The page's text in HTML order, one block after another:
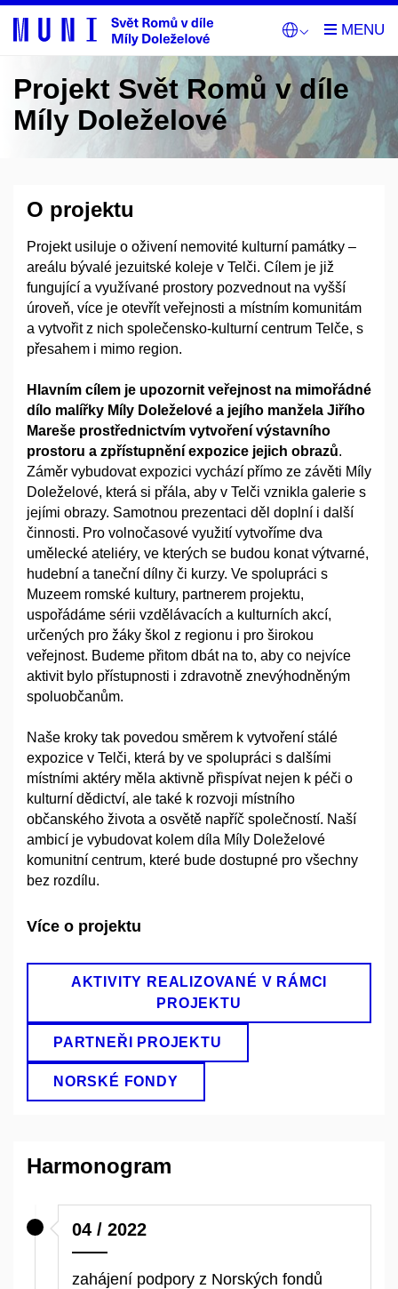
Projekt Svět Romů v díle
Míly Doleželové
O projektu
Projekt usiluje o oživení nemovité kulturní památky –
areálu bývalé jezuitské koleje v Telči. Cílem je již
fungující a využívané prostory pozvednout na vyšší
úroveň, více je otevřít veřejnosti a místním komunitám
a vytvořit z nich společensko-kulturní centrum Telče, s
přesahem i mimo region.
Hlavním cílem je upozornit veřejnost na mimořádné
dílo malířky Míly Doleželové a jejího manžela Jiřího
Mareše prostřednictvím vytvoření výstavního
prostoru a zpřístupnění expozice jejich obrazů.
Záměr vybudovat expozici vychází přímo ze závěti Míly
Doleželové, která si přála, aby v Telči vznikla galerie s
jejími obrazy. Samotnou prezentaci děl doplní i další
činnosti. Pro volnočasové využití vytvoříme dva
umělecké ateliéry, ve kterých se budou konat výtvarné,
hudební a taneční dílny či kurzy. Ve spolupráci s
Muzeem romské kultury, partnerem projektu,
uspořádáme sérii vzdělávacích a kulturních akcí,
určených pro žáky škol z regionu i pro širokou
veřejnost. Budeme přitom dbát na to, aby co nejvíce
aktivit bylo přístupnosti i zdravotně znevýhodněným
spoluobčanům.
Naše kroky tak povedou směrem k vytvoření stálé
expozice v Telči, která by ve spolupráci s dalšími
místními aktéry měla aktivně přispívat nejen k péči o
kulturní dědictví, ale také k rozvoji místního
občanského života a osvětě napříč společností. Naší
ambicí je vybudovat kolem díla Míly Doleželové
komunitní centrum, které bude dostupné pro všechny
bez rozdílu.
Více o projektu
AKTIVITY REALIZOVANÉ V RÁMCI
PROJEKTU
PARTNEŘI PROJEKTU
NORSKÉ FONDY
Harmonogram
04 / 2022
zahájení podpory z Norských fondů